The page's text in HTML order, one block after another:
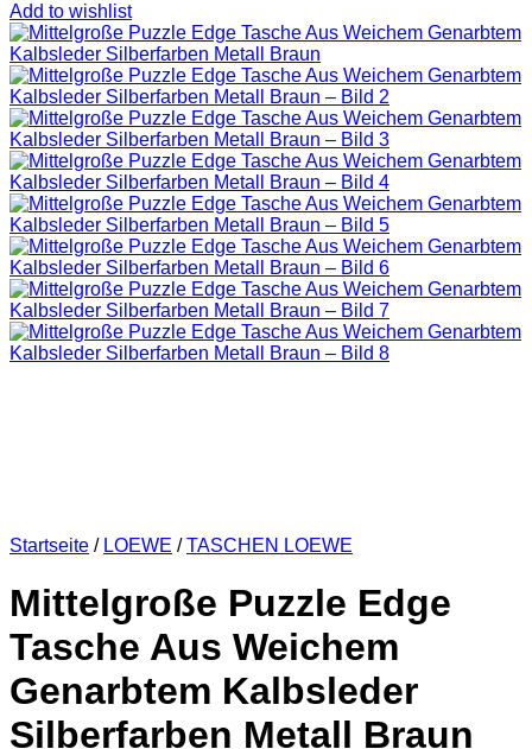
JACKEN
SCHALS
BADEBEKLEIDUNG
KOPFBEDCKUNGEN
CHANEL
TASCHEN
SCHUHE
GÜRTEL
JACKEN
KOPFBEDCKUNGEN
SCHALS
GELDBÖRSEN
BOTTEGA VENETA
TASCHEN
GELDBÖRSEN
GÜRTEL
JACKEN
JACKEN
KOPFBEDCKUNGEN
T-SHIRT UND
GÜRTEL
HOODIES UND
SWEATSHIRTS
VALENTINO
TASCHEN
Add to wishlist
Startseite / LOEWE / TASCHEN LOEWE
Mittelgroße Puzzle Edge
Tasche Aus Weichem
Genarbtem Kalbsleder
Silberfarben Metall Braun